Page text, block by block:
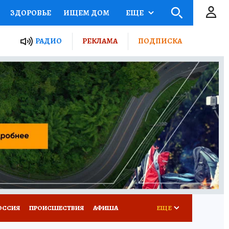
ЗДОРОВЬЕ ИЩЕМ ДОМ
ПРОЕКТЫ РОССИИ
ПУТЕВОДИТЕЛЬ
ТУРИЗМ
ПОТРЕБИТЕЛЯ ВСЕ О КП
ЕЩЕ
РАДИО РЕКЛАМА ПОДПИСКА
ПРОИСШЕСТВИЯ АФИША ЕЩЕ